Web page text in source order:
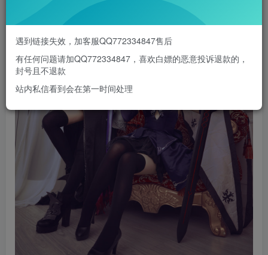
遇到链接失效，加客服QQ772334847售后
有任何问题请加QQ772334847，喜欢白嫖的恶意投诉退款的，
封号且不退款
站内私信看到会在第一时间处理